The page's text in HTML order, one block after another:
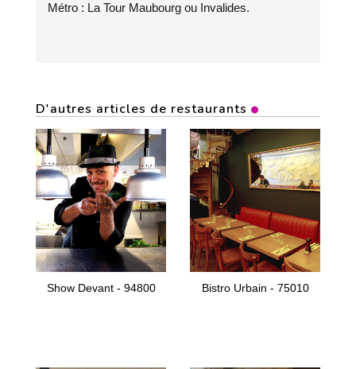
Métro : La Tour Maubourg ou Invalides.
D'autres articles de restaurants
Show Devant - 94800 Bistro Urbain - 75010